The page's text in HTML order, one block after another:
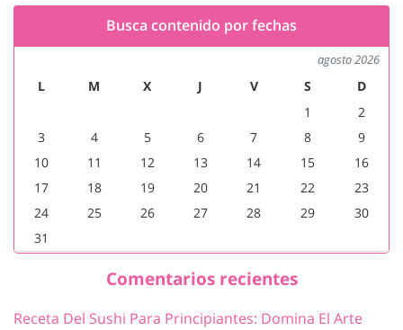
Busca contenido por fechas
agosto 2026
L M X J V S
D
1
2
3
4 5 6 7 8
9
10
11 12 13 14 15
16
17
18 19 20 21 22
23
24
25 26 27 28 29
30
31
Comentarios recientes
Receta Del Sushi Para Principiantes: Domina El Arte